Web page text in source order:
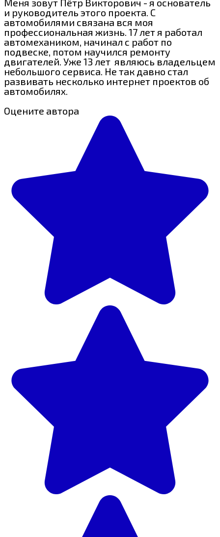
и руководитель этого проекта. С
автомобилями связана вся моя
профессиональная жизнь. 17 лет я работал
автомехаником, начинал с работ по
подвеске, потом научился ремонту
двигателей. Уже 13 лет являюсь владельцем
небольшого сервиса. Не так давно стал
развивать несколько интернет проектов об
автомобилях.
Оцените автора